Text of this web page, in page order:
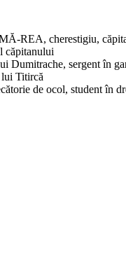
REA, cherestigiu,
căpitanului
Dumitrache, sergent în
lui Titircă
de ocol, student în